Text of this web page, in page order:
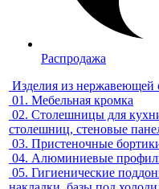
Распродажа
Изделия из нержавеющей
01. Мебельная кромка
02. Столешницы для
столешниц, стеновые
03. Пристеночные
04. Алюминиевые
05. Гигиенические